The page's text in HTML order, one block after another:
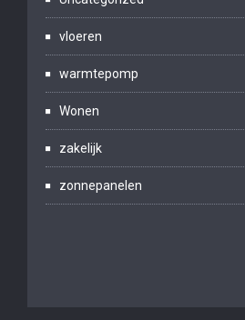
vloeren
warmtepomp
Wonen
zakelijk
zonnepanelen